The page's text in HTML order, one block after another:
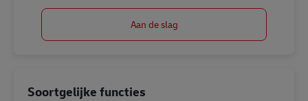
Aan de slag
Soortgelijke functies